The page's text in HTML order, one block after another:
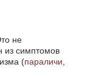
не
из симптомов
(параличи